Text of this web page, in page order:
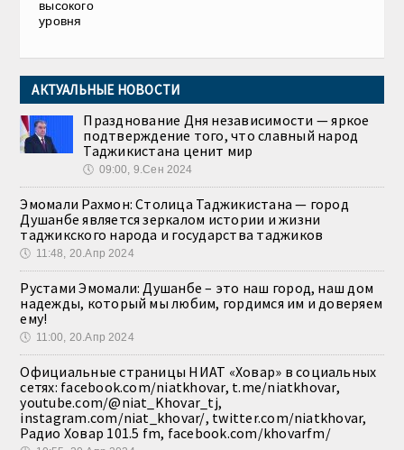
высокого
уровня
АКТУАЛЬНЫЕ НОВОСТИ
Празднование Дня независимости — яркое
подтверждение того, что славный народ
Таджикистана ценит мир
🕔 09:00, 9.Сен 2024
Эмомали Рахмон: Столица Таджикистана — город
Душанбе является зеркалом истории и жизни
таджикского народа и государства таджиков
🕔 11:48, 20.Апр 2024
Рустами Эмомали: Душанбе – это наш город, наш дом
надежды, который мы любим, гордимся им и доверяем
ему!
🕔 11:00, 20.Апр 2024
Официальные страницы НИАТ «Ховар» в социальных
сетях: facebook.com/niatkhovar, t.me/niatkhovar,
youtube.com/@niat_Khovar_tj,
instagram.com/niat_khovar/, twitter.com/niatkhovar,
Радио Ховар 101.5 fm, facebook.com/khovarfm/